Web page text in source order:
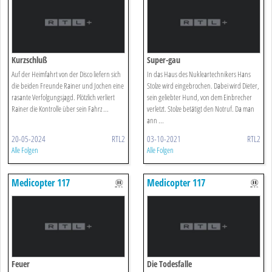
Kurzschluß
Auf der Heimfahrt von der Disco liefern sich
die beiden Freunde Rainer und Jochen eine
rasante Verfolgungsjagd. Plötzlich verliert
Rainer die Kontrolle über sein Fahrz ...
20-05-2024 RTL2
Alle Folgen
Super-gau
In das Haus des Nukleartechnikers Hans
Stolze wird eingebrochen. Dabei wird Dieter,
sein geliebter Hund, von dem Einbrecher
verletzt. Stolze betätigt den Notruf. Da man
ann ...
03-10-2021 RTL2
Alle Folgen
Medicopter 117
Feuer
Medicopter 117
Die Todesfalle